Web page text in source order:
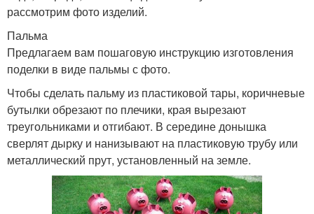
рассмотрим фото изделий.
Пальма
Предлагаем вам пошаговую инструкцию изготовления
поделки в виде пальмы с фото.
Чтобы сделать пальму из пластиковой тары, коричневые
бутылки обрезают по плечики, края вырезают
треугольниками и отгибают. В середине донышка
сверлят дырку и нанизывают на пластиковую трубу или
металлический прут, установленный на земле.